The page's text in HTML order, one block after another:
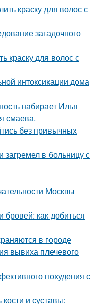
краску для волос с
загадочного
краску для волос с
интоксикации дома
набирает Илья
смаева.
без привычных
загремел в больницу с
Москвы
как добиться
в городе
вывиха плечевого
похудения с
и суставы: